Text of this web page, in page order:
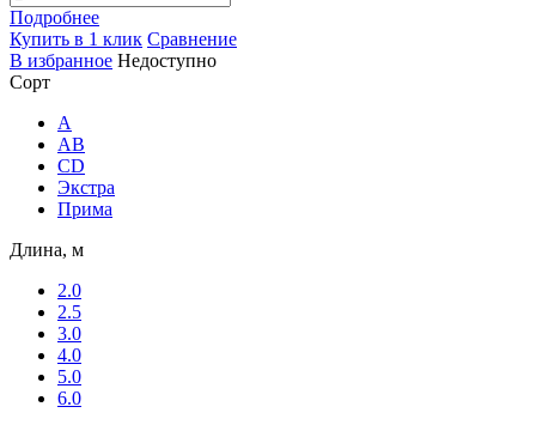
Подробнее
Купить в 1 клик Сравнение
В избранное Недоступно
Сорт
A
AB
CD
Экстра
Прима
Длина, м
2.0
2.5
3.0
4.0
5.0
6.0